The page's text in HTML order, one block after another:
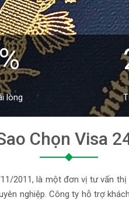
lòng
Chọn Visa
2011, là một đơn vị tư vấn
nghiệp. Công ty hỗ trợ